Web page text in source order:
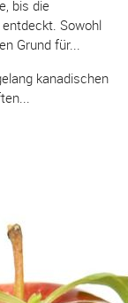
bis die
Sowohl
Grund für...
kanadischen